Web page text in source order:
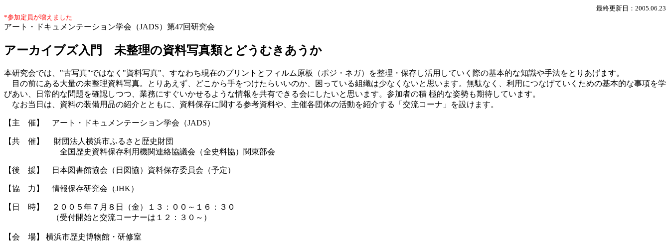
最終更新日：2005.06.23
*参加定員が増えました
アート・ドキュメンテーション学会（JADS）第47回研究会
アーカイブズ入門 未整理の資料写真類とどうむきあうか
本研究会では、"古写真"ではなく"資料写真"、すなわち現在のプリントとフィルム原板（ポジ・ネガ）を整理・保存し活用していく際の基本的な知識や手法をとりあげます。
目の前にある大量の未整理資料写真。とりあえず、どこから手をつけたらいいのか、困っている組織は少なくないと思います。無駄なく、利用につなげていくための基本的な事項を学
びあい、日常的な問題を確認しつつ、業務にすぐいかせるような情報を共有できる会にしたいと思います。参加者の積 極的な姿勢も期待しています。
なお当日は、資料の装備用品の紹介とともに、資料保存に関する参考資料や、主催各団体の活動を紹介する「交流コーナ」を設けます。
【主 催】 アート・ドキュメンテーション学会（JADS）
【共 催】 財団法人横浜市ふるさと歴史財団
全国歴史資料保存利用機関連絡協議会（全史料協）関東部会
【後 援】 日本図書館協会（日図協）資料保存委員会（予定）
【協 力】 情報保存研究会（JHK）
【日 時】 ２００５年７月８日（金）１３：００～１６：３０
（受付開始と交流コーナーは１２：３０～）
【会 場】 横浜市歴史博物館・研修室